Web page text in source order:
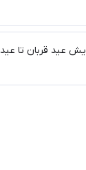
عید قربان تا عید